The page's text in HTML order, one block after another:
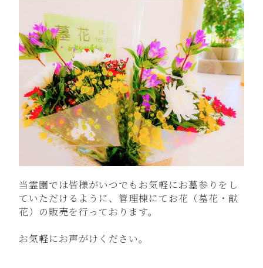
当霊園では皆様がいつでもお気軽にお墓参りをし
ていただけるように、管理棟にてお花（墓花・献
花）の販売を行っております。
お気軽にお声がけください。